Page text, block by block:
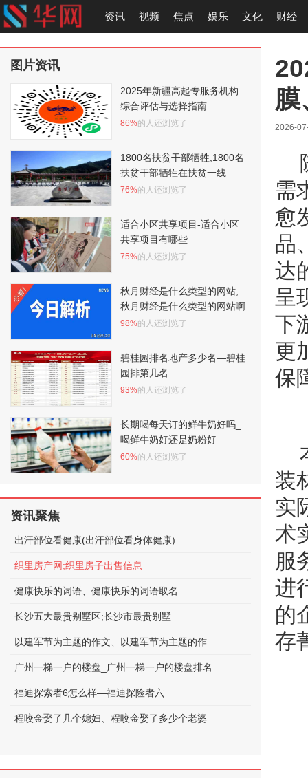
资讯 视频 焦点 娱乐 文化 财经
膜
2026-
需
愈
品
达
呈
下
更
保
装
实
术
服
进
的
存
图片资讯
2025年新疆高起专服务机构
综合评估与选择指南
86%的人还浏览了
1800名扶贫干部牺牲,1800名
扶贫干部牺牲在扶贫一线
76%的人还浏览了
适合小区共享项目-适合小区
共享项目有哪些
75%的人还浏览了
秋月财经是什么类型的网站,
秋月财经是什么类型的网站啊
98%的人还浏览了
碧桂园排名地产多少名—碧桂
园排第几名
93%的人还浏览了
长期喝每天订的鲜牛奶好吗_
喝鲜牛奶好还是奶粉好
60%的人还浏览了
资讯聚焦
出汗部位看健康(出汗部位看身体健康)
织里房产网;织里房子出售信息
健康快乐的词语、健康快乐的词语取名
长沙五大最贵别墅区;长沙市最贵别墅
广州一梯一户的楼盘_广州一梯一户的楼盘排名
福迪探索者6怎么样—福迪探险者六
程咬金娶了几个媳妇、程咬金娶了多少个老婆